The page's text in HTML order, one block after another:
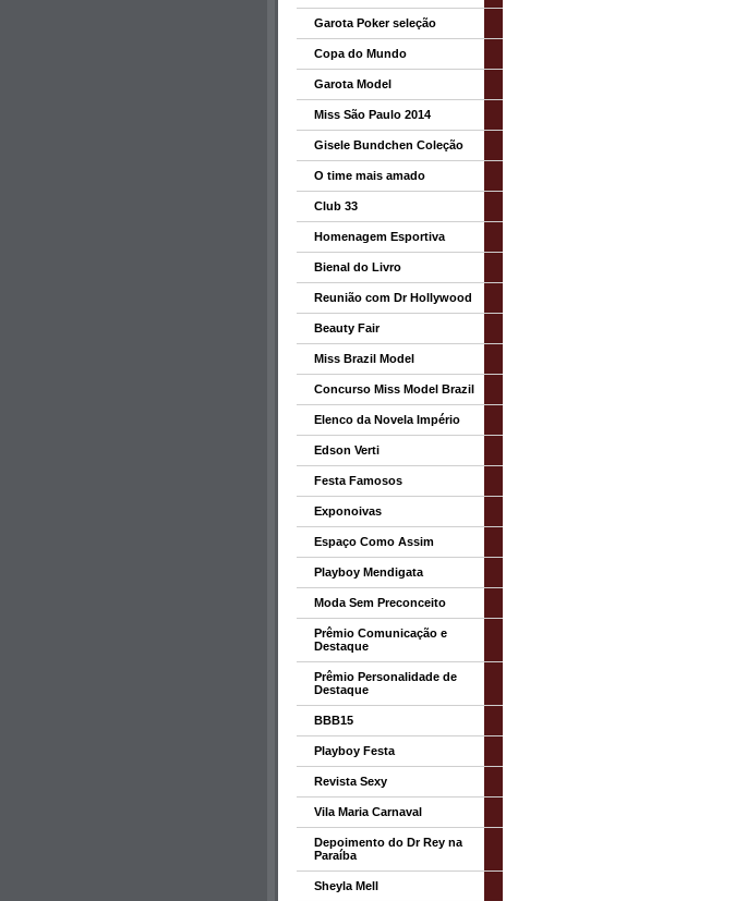
Garota Poker seleção
Copa do Mundo
Garota Model
Miss São Paulo 2014
Gisele Bundchen Coleção
O time mais amado
Club 33
Homenagem Esportiva
Bienal do Livro
Reunião com Dr Hollywood
Beauty Fair
Miss Brazil Model
Concurso Miss Model Brazil
Elenco da Novela Império
Edson Verti
Festa Famosos
Exponoivas
Espaço Como Assim
Playboy Mendigata
Moda Sem Preconceito
Prêmio Comunicação e
Destaque
Prêmio Personalidade de
Destaque
BBB15
Playboy Festa
Revista Sexy
Vila Maria Carnaval
Depoimento do Dr Rey na
Paraíba
Sheyla Mell